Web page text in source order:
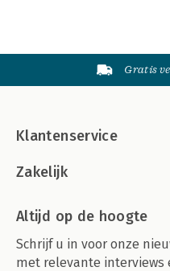
Gratis
Klantenservice
Zakelijk
Altijd op de hoogte
Schrijf u in voor onze
met relevante interviews